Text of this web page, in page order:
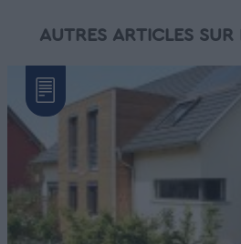
AUTRES ARTICLES SUR